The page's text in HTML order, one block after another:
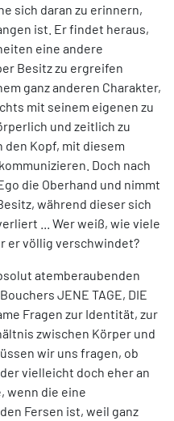
sich daran zu erinnern,
ist. Er findet heraus,
eine andere
Besitz zu ergreifen
ganz anderen Charakter,
mit seinem eigenen zu
und zeitlich zu
Kopf, mit diesem
Doch nach
die Oberhand und nimmt
während dieser sich
... Wer weiß, wie viele
er völlig verschwindet?
atemberaubenden
JENE TAGE, DIE
Fragen zur Identität, zur
zwischen Körper und
wir uns fragen, ob
vielleicht doch eher an
wenn die eine
Fersen ist, weil ganz